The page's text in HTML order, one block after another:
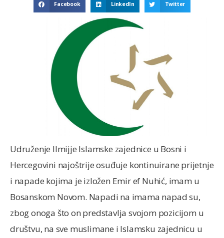
Facebook LinkedIn Twitter
Udruženje Ilmijje Islamske zajednice u Bosni i
Hercegovini najoštrije osuđuje kontinuirane prijetnje
i napade kojima je izložen Emir ef Nuhić, imam u
Bosanskom Novom. Napadi na imama napad su,
zbog onoga što on predstavlja svojom pozicijom u
društvu, na sve muslimane i Islamsku zajednicu u